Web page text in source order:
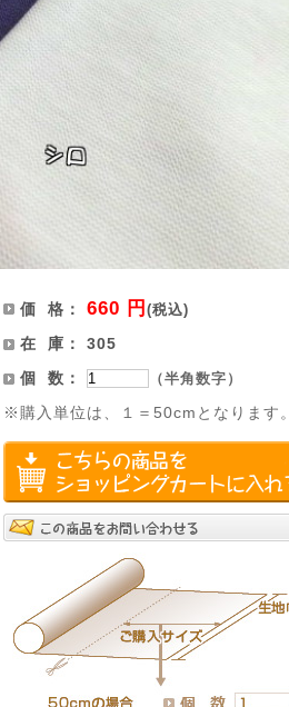
価 格： 660 円 (税込)
在 庫： 305
個 数：
（半角数字）
※購入単位は、１＝50cmとなります。